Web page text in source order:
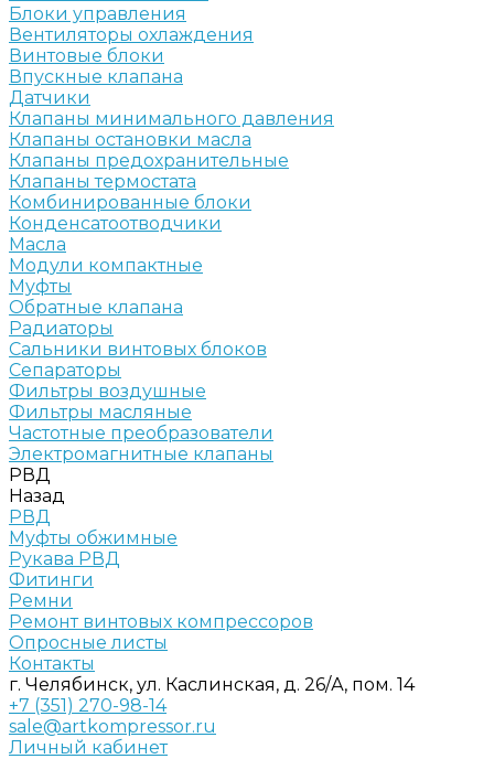
Блоки управления
Вентиляторы охлаждения
Винтовые блоки
Впускные клапана
Датчики
Клапаны минимального давления
Клапаны остановки масла
Клапаны предохранительные
Клапаны термостата
Комбинированные блоки
Конденсатоотводчики
Масла
Модули компактные
Муфты
Обратные клапана
Радиаторы
Сальники винтовых блоков
Сепараторы
Фильтры воздушные
Фильтры масляные
Частотные преобразователи
Электромагнитные клапаны
РВД
Назад
РВД
Муфты обжимные
Рукава РВД
Фитинги
Ремни
Ремонт винтовых компрессоров
Опросные листы
Контакты
г. Челябинск, ул. Каслинская, д. 26/А, пом. 14
+7 (351) 270-98-14
sale@artkompressor.ru
Личный кабинет